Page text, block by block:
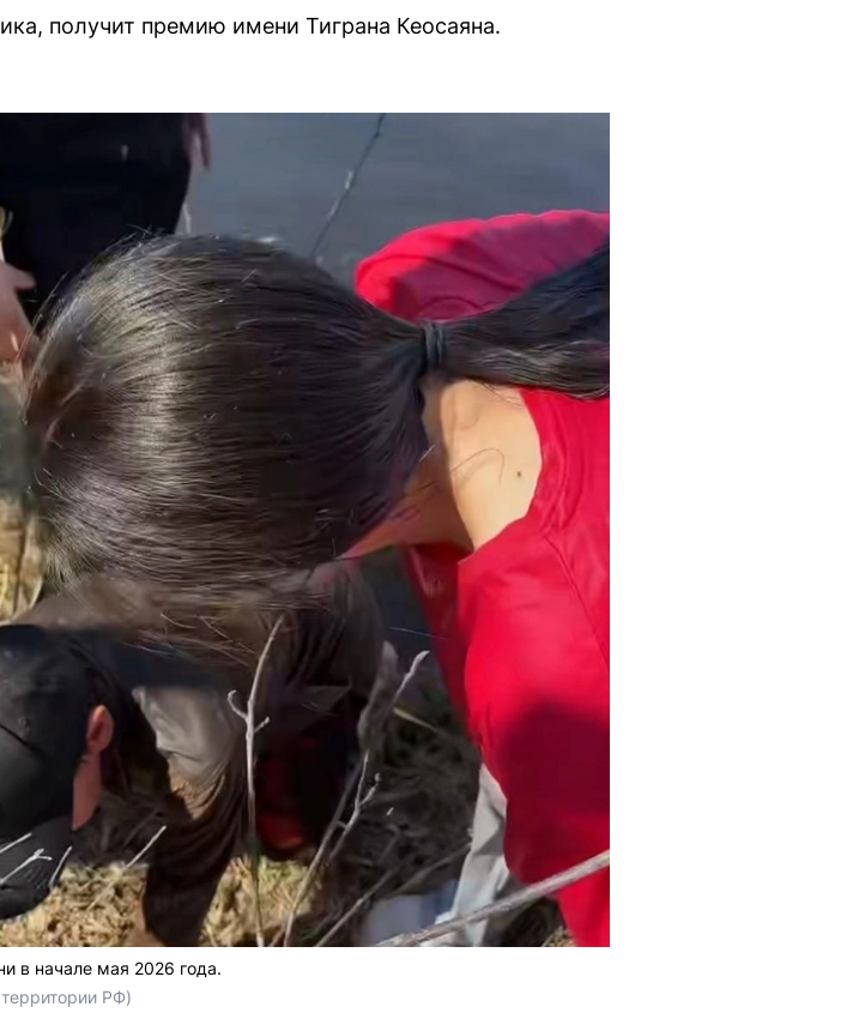
получит премию имени Тиграна Кеосаяна.
в начале мая 2026 года.
РФ)